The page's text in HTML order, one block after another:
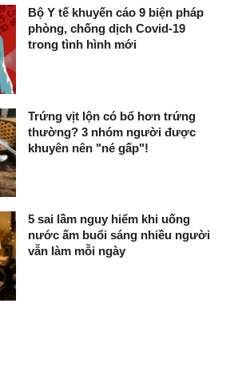
Bộ Y tế khuyến cáo 9 biện pháp
phòng, chống dịch Covid-19
trong tình hình mới
Trứng vịt lộn có bổ hơn trứng
thường? 3 nhóm người được
khuyên nên "né gấp"!
5 sai lầm nguy hiểm khi uống
nước ấm buổi sáng nhiều người
vẫn làm mỗi ngày